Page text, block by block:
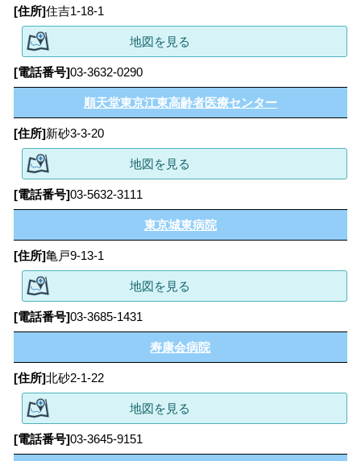
住吉1-18-1
地図を見る
03-3632-0290
順天堂東京江東高齢者医療センター
新砂3-3-20
地図を見る
03-5632-3111
東京城東病院
亀戸9-13-1
地図を見る
03-3685-1431
寿康会病院
北砂2-1-22
地図を見る
03-3645-9151